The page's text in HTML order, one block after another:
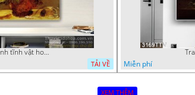
Tranh tĩnh vật hoa quả sơn dầu độc đáo
TẢI VỀ
Miễn phí
XEM THÊM